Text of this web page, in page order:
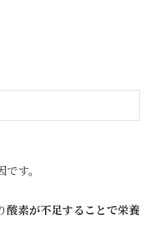
す。
酸素が不足することで栄養